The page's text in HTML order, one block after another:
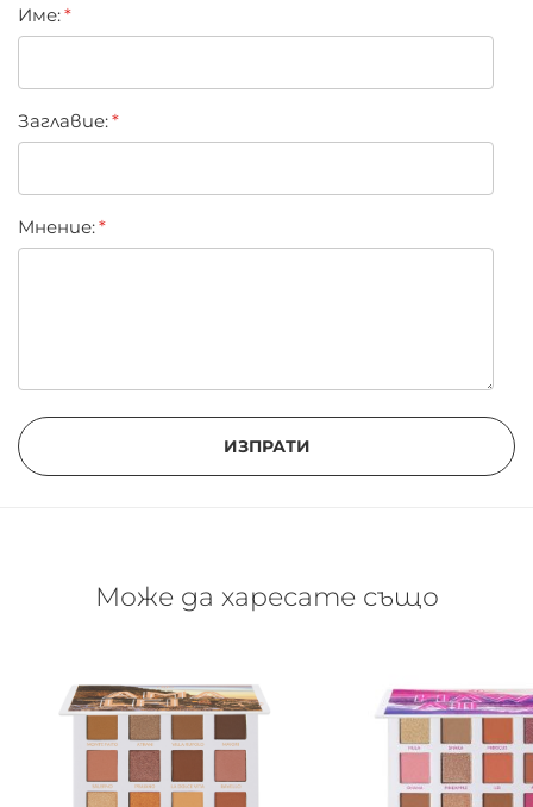
star
stars
stars
stars
stars
Име:
Заглавиe:
Мнение:
ИЗПРАТИ
Може да харесате също